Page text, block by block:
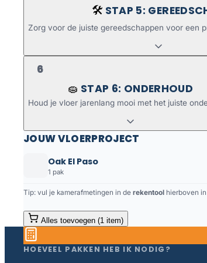
🛠️ STAP 5:
Zorg voor de juiste gereedschappen voor een
6
🧽 STAP 6: ONDERHOUD
Houd je vloer jarenlang mooi met het juiste
JOUW VLOERPROJECT
Oak El Paso
1 pak
Tip: vul je kamerafmetingen in de rekentool hierboven
Alles toevoegen (1 item)
HOEVEEL PAKKEN HEB IK NODIG?